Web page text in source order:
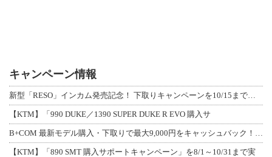
キャンペーン情報
【KTM】「990 DUKE／1390 SUPER DUKE R EVO 購入サ
【KTM】「890 SMT 購入サポートキャンペーン」を8/1～10/31まで実